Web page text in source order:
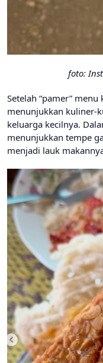
foto:
Setelah “pamer”
menunjukkan kuliner-
keluarga kecilnya.
menunjukkan tempe
menjadi lauk